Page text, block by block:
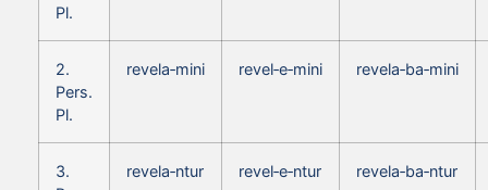
Pl.
2.
Pers.
Pl.
revela‑mini revel‑e‑mini revela‑ba‑mini
3.
revela‑ntur revel‑e‑ntur revela‑ba‑ntur